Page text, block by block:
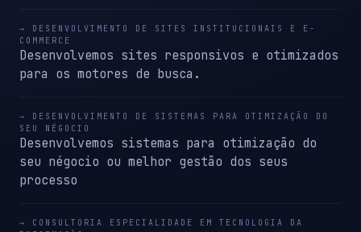
→ DESENVOLVIMENTO DE SITES INSTITUCIONAIS E E-
COMMERCE
Desenvolvemos sites responsivos e otimizados
para os motores de busca.
→ DESENVOLVIMENTO DE SISTEMAS PARA OTIMIZAÇÃO DO
SEU NÉGOCIO
Desenvolvemos sistemas para otimização do
seu négocio ou melhor gestão dos seus
processo
→ CONSULTORIA ESPECIALIDADE EM TECNOLOGIA DA